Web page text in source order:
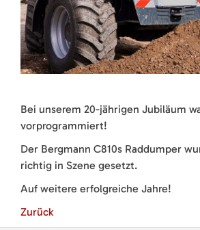
Bei unserem 20-jährigen Jubiläum
vorprogrammiert!
Der Bergmann C810s Raddumper
richtig in Szene gesetzt.
Auf weitere erfolgreiche Jahre!
Zurück